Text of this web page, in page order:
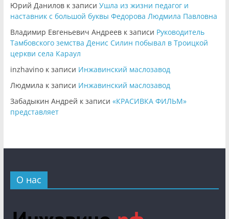
Юрий Даниловк записи Ушла из жизни педагог и
наставник с большой буквы Федорова Людмила Павловна
Владимир Евгеньевич Андреевк записи Руководитель
Тамбовского земства Денис Силин побывал в Троицкой
церкви села Караул
inzhavinoк записи Инжавинский маслозавод
Людмила к записи Инжавинский маслозавод
Забадыкин Андрей к записи «КРАСИВКА ФИЛЬМ»
представляет
О нас